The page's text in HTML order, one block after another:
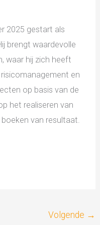
2025 gestart als
brengt waardevolle
waar hij zich heeft
en
op basis van de
het realiseren van
van resultaat.
Volgende →